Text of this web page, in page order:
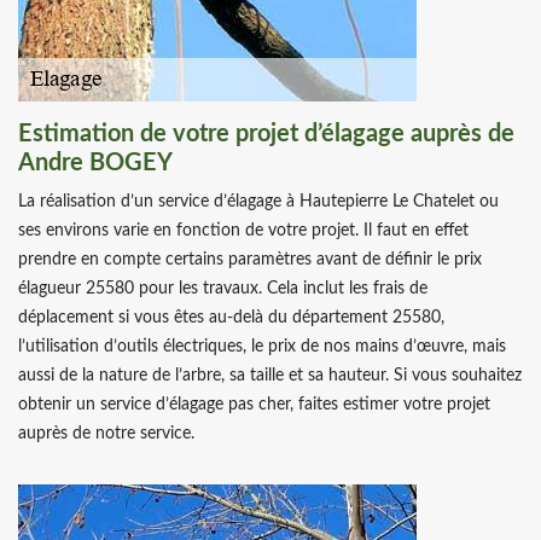
Estimation de votre projet d’élagage auprès de
Andre BOGEY
La réalisation d’un service d’élagage à Hautepierre Le Chatelet ou
ses environs varie en fonction de votre projet. Il faut en effet
prendre en compte certains paramètres avant de définir le prix
élagueur 25580 pour les travaux. Cela inclut les frais de
déplacement si vous êtes au-delà du département 25580,
l’utilisation d’outils électriques, le prix de nos mains d’œuvre, mais
aussi de la nature de l’arbre, sa taille et sa hauteur. Si vous souhaitez
obtenir un service d’élagage pas cher, faites estimer votre projet
auprès de notre service.